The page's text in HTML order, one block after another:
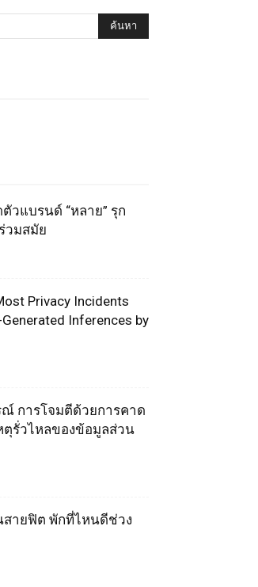
ตัวแบรนด์ “หลาย” รุก
วมสมัย
Privacy Incidents
Inferences by
การโจมตีด้วยการคาด
ตุรั่วไหลของข้อมูลส่วน
สายฟิต พักที่ไหนดีช่วง